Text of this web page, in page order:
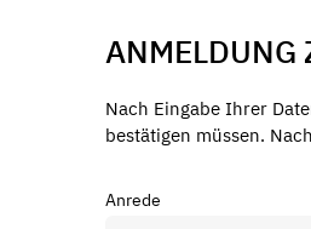
ANMELDUNG
Nach Eingabe Ihrer
bestätigen müssen.
Anrede